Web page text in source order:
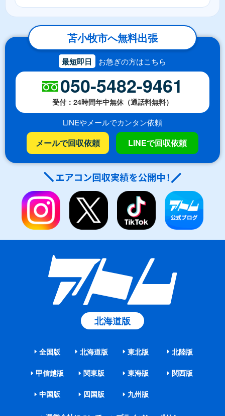
苫小牧市へ無料出張
最短即日 お急ぎの方はこちら
050-5482-9461
受付：24時間年中無休（通話料無料）
LINEやメールでカンタン依頼
メールで回収依頼 LINEで回収依頼
北海道版
全国版 北海道版 東北版 北陸版
甲信越版 関東版 東海版 関西版
中国版 四国版 九州版